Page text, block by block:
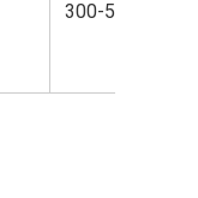
300-500